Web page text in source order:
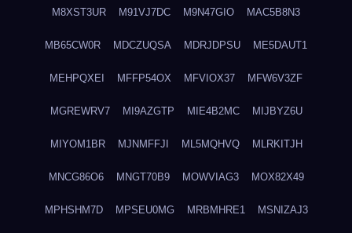
M8XST3UR M91VJ7DC M9N47GIO MAC5B8N3
MB65CW0R MDCZUQSA MDRJDPSU ME5DAUT1
MEHPQXEI MFFP54OX MFVIOX37 MFW6V3ZF
MGREWRV7 MI9AZGTP MIE4B2MC MIJBYZ6U
MIYOM1BR MJNMFFJI ML5MQHVQ MLRKITJH
MNCG86O6 MNGT70B9 MOWVIAG3 MOX82X49
MPHSHM7D MPSEU0MG MRBMHRE1 MSNIZAJ3